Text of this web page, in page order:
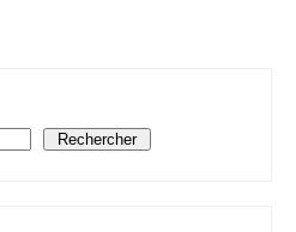
Rechercher